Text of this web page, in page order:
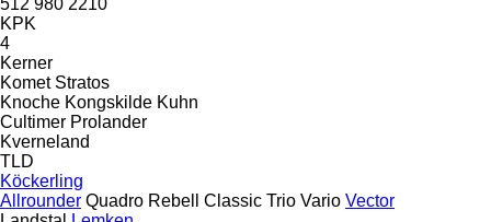
KPK
4
Kerner
Komet Stratos
Knoche Kongskilde Kuhn
Cultimer Prolander
Kverneland
TLD
Köckerling
Allrounder Quadro Rebell Classic Trio Vario Vector